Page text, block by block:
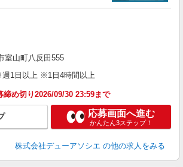
室山町八反田555
1日以上 ※1日4時間以上
締め切り2026/09/30 23:59まで
応募画面へ進む
かんたん3ステップ！
株式会社デューアソシエ の他の求人をみる